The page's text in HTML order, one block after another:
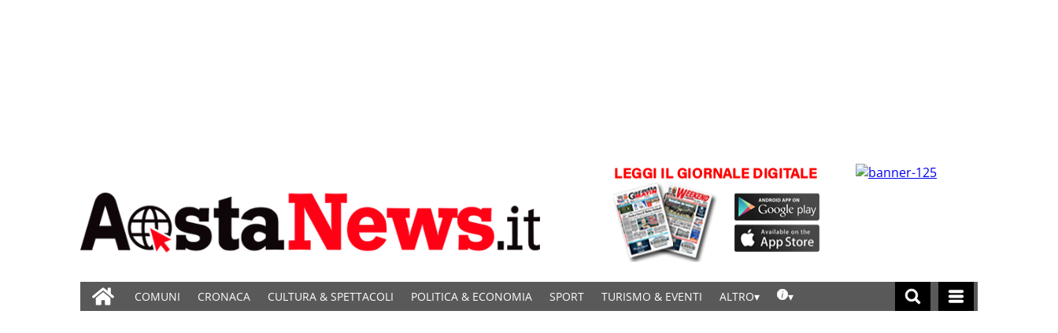
COMUNI CRONACA CULTURA & SPETTACOLI POLITICA & ECONOMIA SPORT TURISMO & EVENTI ALTRO